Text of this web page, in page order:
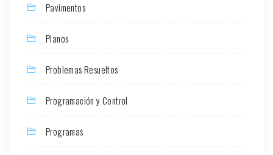
Pavimentos
Planos
Problemas Resueltos
Programación y Control
Programas